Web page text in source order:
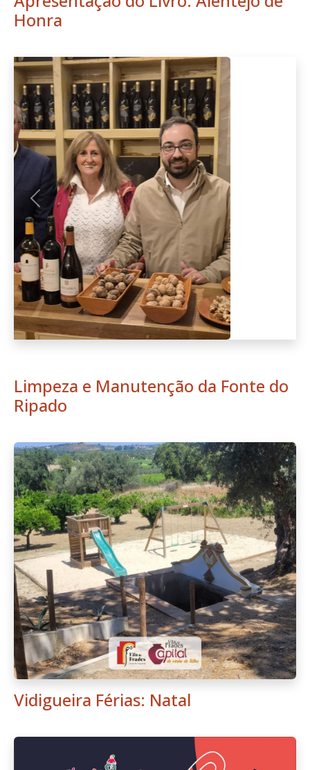
Honra
Anterior
Limpeza e Manutenção da Fonte do
Ripado
Vidigueira Férias: Natal